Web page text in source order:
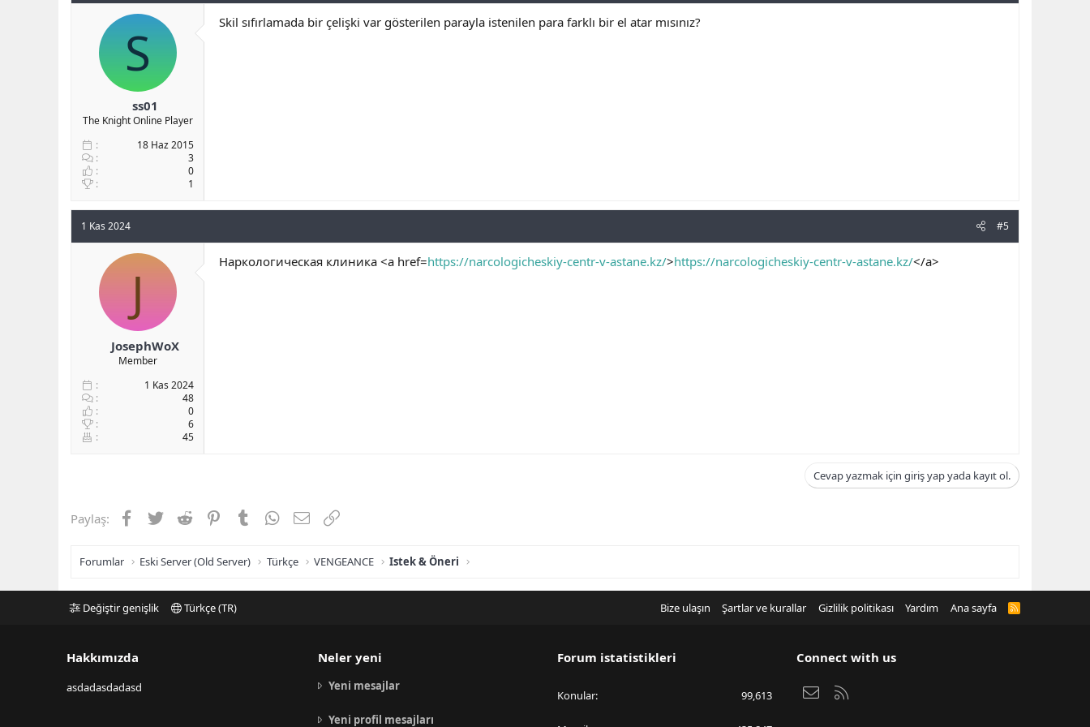
S
ss01
The Knight Online Player
18 Haz 2015
3
0
1
Skil sıfırlamada bir çelişki var gösterilen parayla istenilen para farklı bir el atar mısınız?
1 Kas 2024 #5
J
JosephWoX
Member
1 Kas 2024
48
0
6
45
Наркологическая клиника <a href=https://narcologicheskiy-centr-v-astane.kz/>https://narcologicheskiy-centr-v-astane.kz/</a>
Cevap yazmak için giriş yap yada kayıt ol.
Paylaş: Facebook
TwitterReddit PinterestTumblrWhatsApp
E-postaLink
Forumlar Eski Server (Old Server) Türkçe VENGEANCE Istek & Öneri
Değiştir genişlik Türkçe (TR) Bize ulaşın Şartlar ve kurallar Gizlilik politikası Yardım Ana sayfa
R
Hakkımızda
asdadasdadasd
Neler yeni
Yeni mesajlar
Yeni profil mesajları
Forum istatistikleri
Konular 99,613
Connect with us
Bize ulaşın